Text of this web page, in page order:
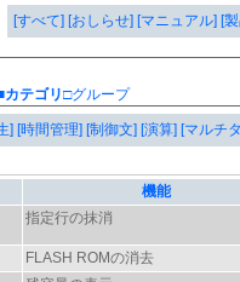
[すべて] [おしらせ] [マニュアル] [
カテゴリ□グループ
] [時間管理] [制御文] [演算] [マルチ